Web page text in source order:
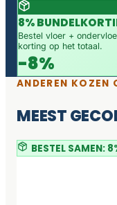
8%
Bestel vloer +
korting op het totaal.
-8%
ANDEREN KOZEN
MEEST
BESTEL SAMEN: